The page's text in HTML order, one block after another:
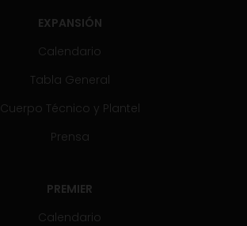
EXPANSIÓN
Calendario
Tabla General
Cuerpo Técnico y Plantel
Prensa
PREMIER
Calendario